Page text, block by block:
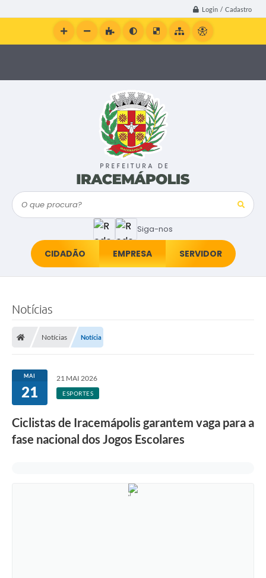
Login / Cadastro
Siga-nos
O que procura?
CIDADÃO EMPRESA SERVIDOR
Notícias
Notícias Notícia
MAI
21
21 MAI 2026
ESPORTES
Ciclistas de Iracemápolis garantem vaga para a
fase nacional dos Jogos Escolares